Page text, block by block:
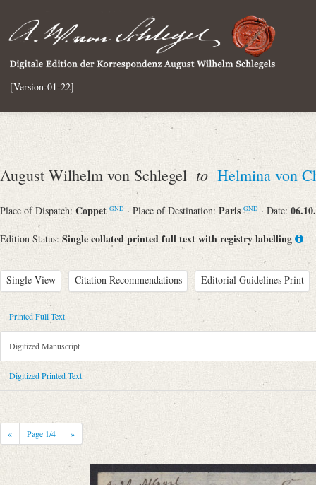
[Version-01-22]
August Wilhelm von Schlegel to Helmina von
Place of Dispatch: Coppet GND · Place of Destination: ParisGND · Date:
Edition Status: Single collated printed full text with registry labelling
Single View Citation Recommendations Editorial Guidelines Print
Metadata Concerning Header
Sender: August Wilhelm von Schlegel
Recipient: Helmina von Chézy
Place of Dispatch: Coppet
Place of Destination: Paris
Notations: Empfangsort erschlossen.
Printed Text
Provider: Dresden, Sächsische Landesbibliothek - Staats- und
Printed Full Text
Digitized Manuscript
Digitized Printed Text
« Page 1/4 »